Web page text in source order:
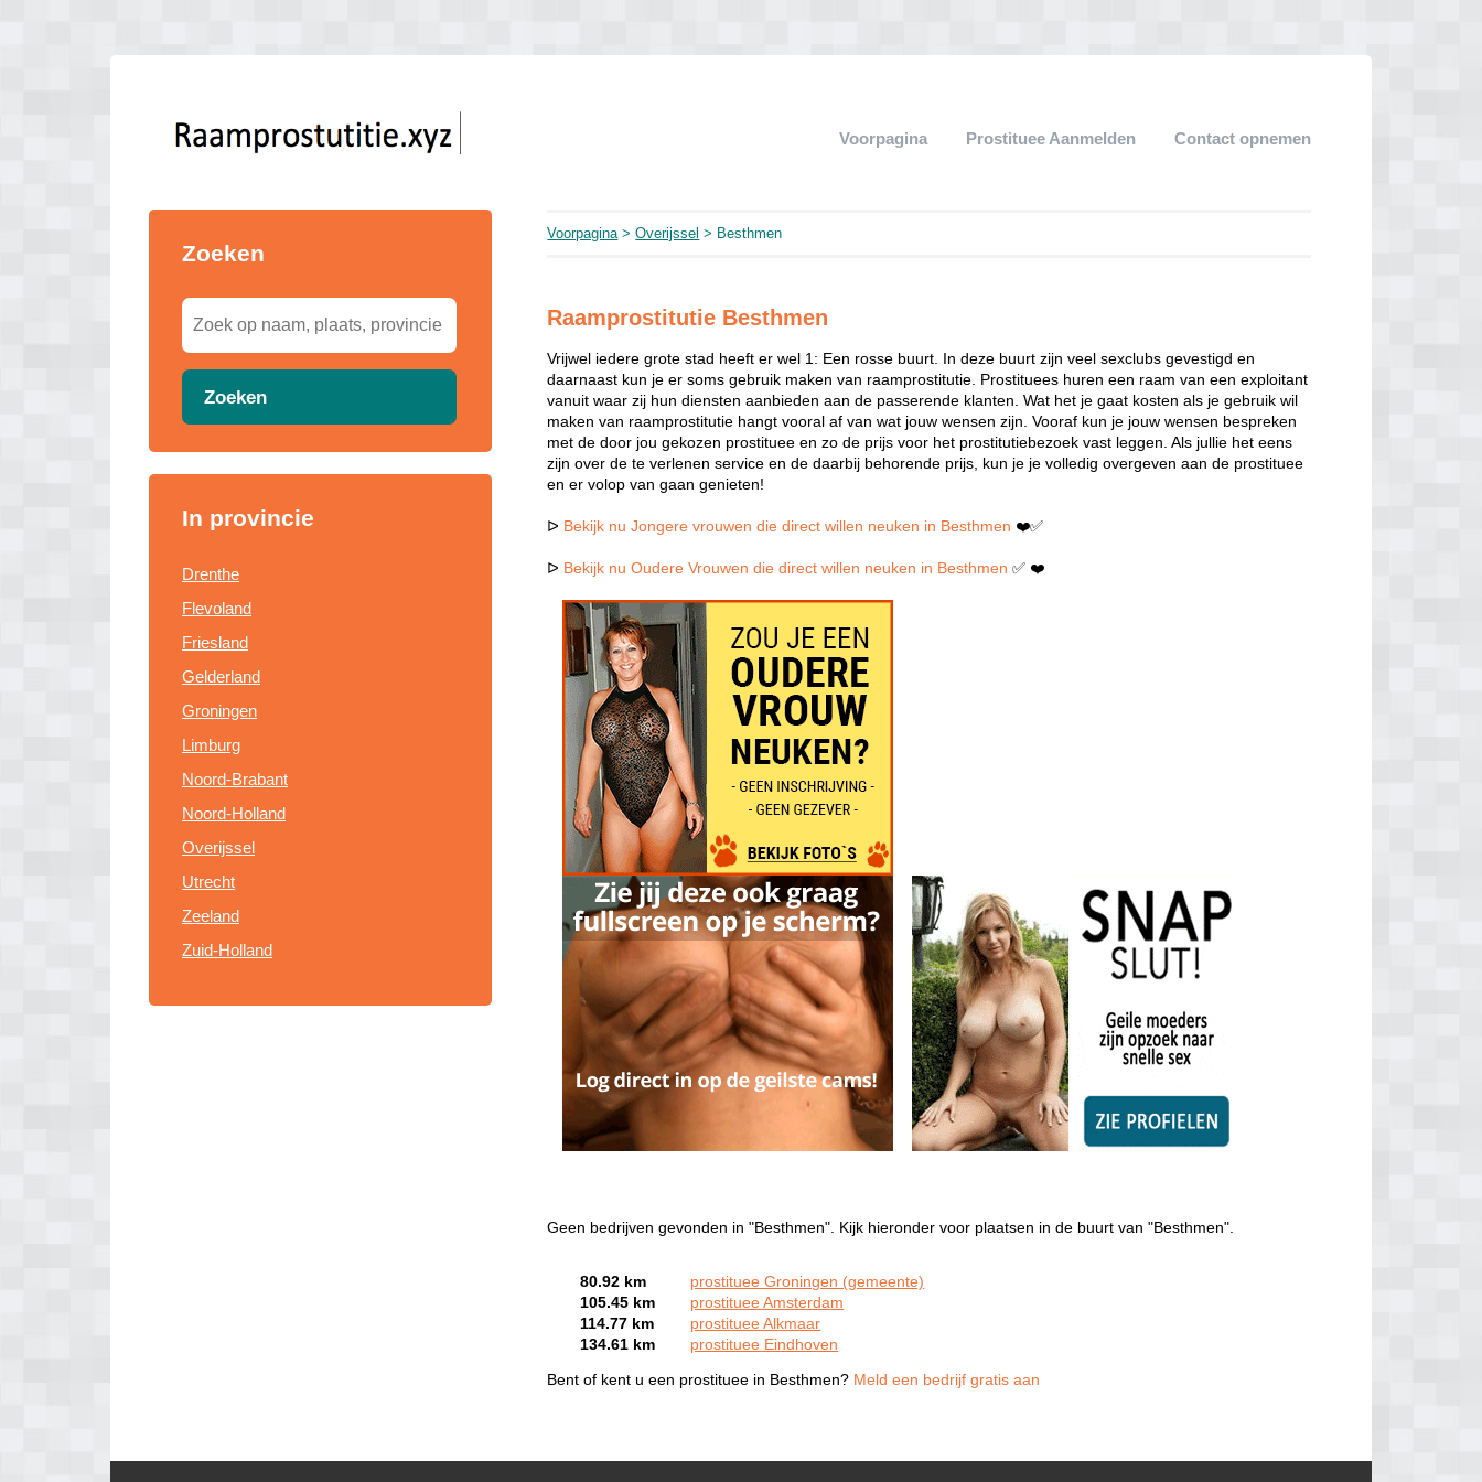
Voorpagina Prostituee Aanmelden Contact opnemen
Zoeken
Zoeken
In provincie
Drenthe
Flevoland
Friesland
Gelderland
Groningen
Limburg
Noord-Brabant
Noord-Holland
Overijssel
Utrecht
Zeeland
Zuid-Holland
Voorpagina>Overijssel > Besthmen
Raamprostitutie Besthmen
Vrijwel iedere grote stad heeft er wel 1: Een rosse buurt. In deze buurt zijn veel sexclubs gevestigd en
daarnaast kun je er soms gebruik maken van raamprostitutie. Prostituees huren een raam van een exploitant
vanuit waar zij hun diensten aanbieden aan de passerende klanten. Wat het je gaat kosten als je gebruik wil
maken van raamprostitutie hangt vooral af van wat jouw wensen zijn. Vooraf kun je jouw wensen bespreken
met de door jou gekozen prostituee en zo de prijs voor het prostitutiebezoek vast leggen. Als jullie het eens
zijn over de te verlenen service en de daarbij behorende prijs, kun je je volledig overgeven aan de prostituee
en er volop van gaan genieten!
ᐅ Bekijk nu Jongere vrouwen die direct willen neuken in Besthmen ❤️✅
ᐅ Bekijk nu Oudere Vrouwen die direct willen neuken in Besthmen ✅ ❤️
Geen bedrijven gevonden in "Besthmen". Kijk hieronder voor plaatsen in de buurt van "Besthmen".
80.92 km
prostituee Groningen (gemeente)
105.45 km
prostituee Amsterdam
114.77 km
prostituee Alkmaar
134.61 km
prostituee Eindhoven
Bent of kent u een prostituee in Besthmen? Meld een bedrijf gratis aan